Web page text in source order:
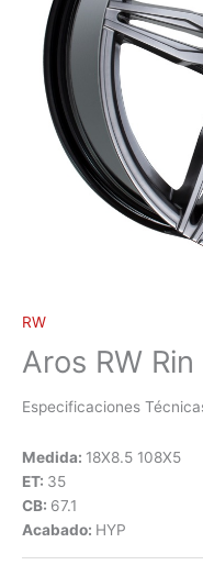
RW
Aros RW
Especificaciones
Medida: 18X8.5 108X5
ET: 35
CB: 67.1
Acabado: HYP